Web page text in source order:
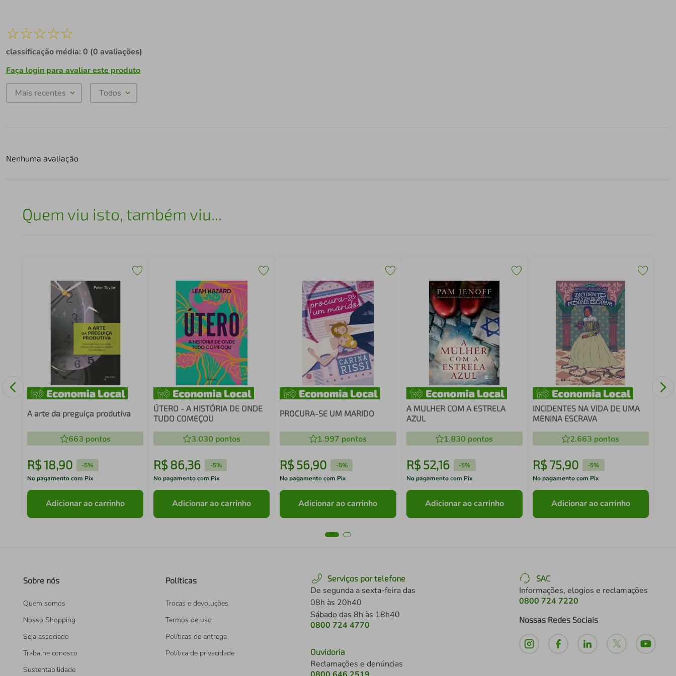
☆☆☆☆☆
classificação média: 0 (0 avaliações)
Faça login para avaliar este produto
Mais recentes Todos
Nenhuma avaliação
Quem viu isto, também viu...
A arte da preguiça produtiva
663 pontos
R$18,90 -5%
No pagamento com Pix
Adicionar ao carrinho
ÚTERO - A HISTÓRIA DE ONDE
TUDO COMEÇOU
3.030 pontos
R$ 86,36 -5%
No pagamento com Pix
Adicionar ao carrinho
PROCURA-SE UM MARIDO
1.997 pontos
R$56,90 -5%
No pagamento com Pix
Adicionar ao carrinho
A MULHER COM A ESTRELA
AZUL
1.830 pontos
R$ 52,16 -5%
No pagamento com Pix
Adicionar ao carrinho
INCIDENTES NA VIDA DE UMA
MENINA ESCRAVA
2.663 pontos
R$ 75,90 -5%
No pagamento com Pix
Adicionar ao carrinho
Sobre nós
Quem somos
Nosso Shopping
Seja associado
Trabalhe conosco
Sustentabilidade
Políticas
Trocas e devoluções
Termos de uso
Políticas de entrega
Política de privacidade
Serviços por telefone
De segunda a sexta-feira das
08h às 20h40
Sábado das 8h às 18h40
0800 724 4770
Ouvidoria
Reclamações e denúncias
SAC
Informações, elogios e reclamações
0800 724 7220
Nossas Redes Sociais